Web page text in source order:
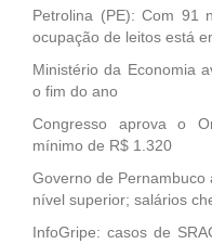
Petrolina (PE): Com 91
ocupação de leitos está
Ministério da Economia
o fim do ano
Congresso aprova o
mínimo de R$ 1.320
Governo de Pernambuco
nível superior; salários
InfoGripe: casos de